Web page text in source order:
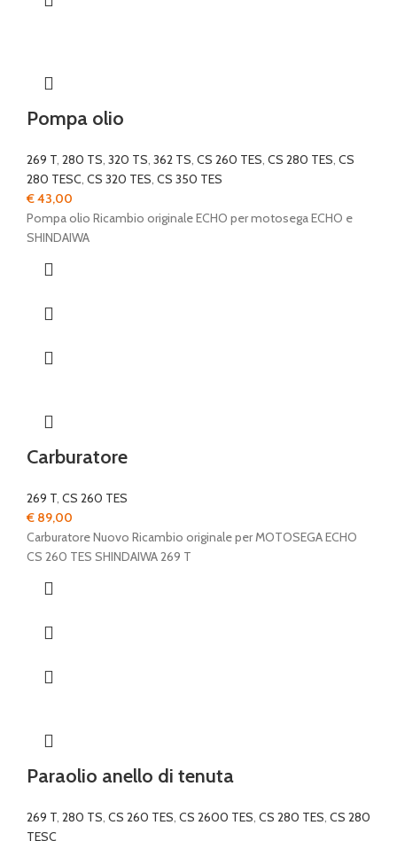
Pompa olio
269 T, 280 TS, 320 TS, 362 TS, CS 260 TES, CS 280 TES, CS
280 TESC, CS 320 TES, CS 350 TES
€43,00
Pompa olio Ricambio originale ECHO per motosega ECHO e
SHINDAIWA
Carburatore
269 T, CS 260 TES
€ 89,00
Carburatore Nuovo Ricambio originale per MOTOSEGA ECHO
CS 260 TES SHINDAIWA 269 T
Paraolio anello di tenuta
269 T, 280 TS, CS 260 TES, CS 2600 TES, CS 280 TES, CS 280
TESC